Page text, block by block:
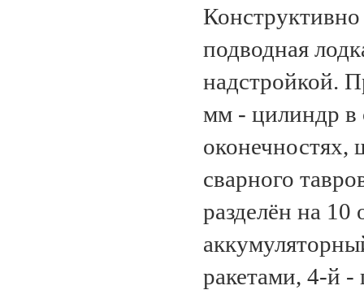
подводная
надстройкой.
мм - цилиндр в
оконечностях,
сварного
разделён на
ракетами, 4-й -